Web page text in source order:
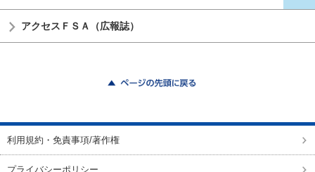
アクセスＦＳＡ（広報誌）
利用規約・免責事項/著作権
プライバシーポリシー